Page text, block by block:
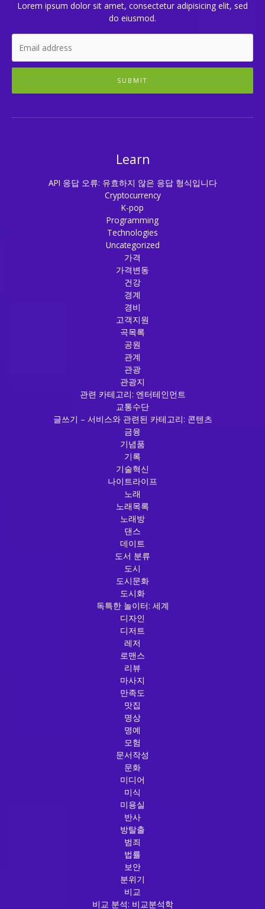
Lorem ipsum dolor sit amet, consectetur adipisicing elit, sed
do eiusmod.
SUBMIT
Learn
API 응답 오류: 유효하지 않은 응답 형식입니다
Cryptocurrency
K-pop
Programming
Technologies
Uncategorized
가격
가격변동
건강
경계
경비
고객지원
곡목록
공원
관계
관광
관광지
관련 카테고리: 엔터테인먼트
교통수단
글쓰기 – 서비스와 관련된 카테고리: 콘텐츠
금융
기념품
기록
기술혁신
나이트라이프
노래
노래목록
노래방
댄스
데이트
도서 분류
도시
도시문화
도시화
독특한 놀이터: 세계
디자인
디저트
레저
로맨스
리뷰
마사지
만족도
맛집
명상
명예
모험
문서작성
문화
미디어
미식
미용실
반사
방탈출
범죄
법률
보안
분위기
비교
비교 분석: 비교분석학